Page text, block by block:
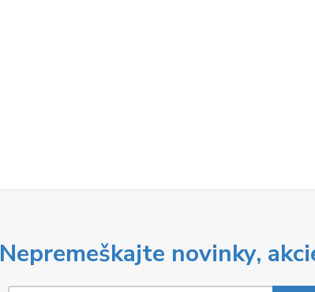
Nepremeškajte novinky,